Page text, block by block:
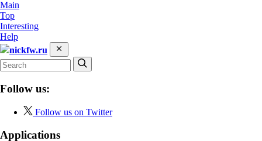
Main
Top
Interesting
Help
nickfw.ru
Follow us:
Follow us on Twitter
Applications